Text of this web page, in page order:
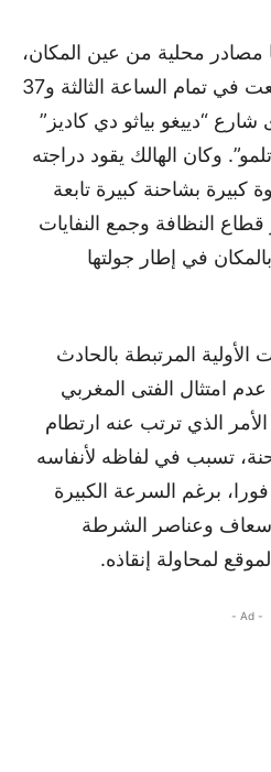
مصادر محلية من عين المكان،
فإن الحادثة المأساوية وقعت في تمام الساعة الثالثة و37
“دييغو بياثو دي كاديز”
وكان الهالك يقود دراجته
كبيرة بشاحنة كبيرة تابعة
النظافة وجمع النفايات
في إطار جولتها
الأولية المرتبطة بالحادث
امتثال الفتى المغربي
الأمر الذي ترتب عنه ارتطام
تسبب في لفاظه لأنفاسه
برغم السرعة الكبيرة
وعناصر الشرطة
لمحاولة إنقاذه.
- Ad -